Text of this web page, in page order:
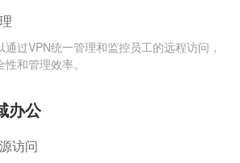
通过VPN统一管理和监控员工的远程访问，
和管理效率。
办公
访问